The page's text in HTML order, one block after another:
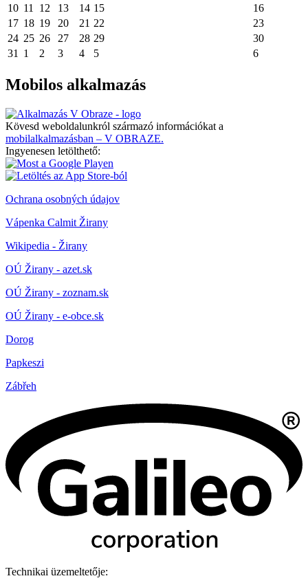
10 11 12 13 14 15
16
17 18 19 20 21 22
23
24 25 26 27 28 29
30
31
1 2 3 4 5 6
Mobilos alkalmazás
Kövesd weboldalunkról származó információkat a
mobilalkalmazásban – V OBRAZE.
Ingyenesen letölthető:
Ochrana osobných údajov
Vápenka Calmit Žirany
Wikipedia - Žirany
OÚ Žirany - azet.sk
OÚ Žirany - zoznam.sk
OÚ Žirany - e-obce.sk
Dorog
Papkeszi
Zábřeh
Technikai üzemeltetője: